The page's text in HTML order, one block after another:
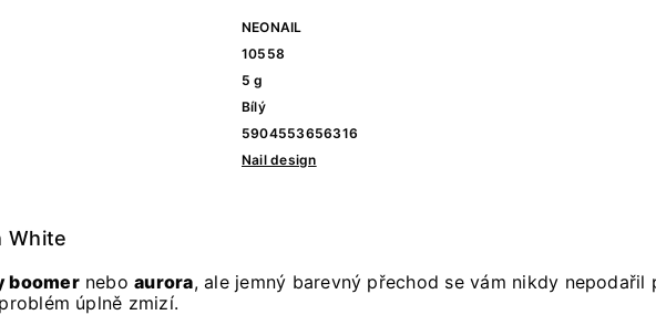
NEONAIL
10558
5 g
Bílý
5904553656316
Nail design
White
boomerneboaurora, ale jemný barevný přechod se vám nikdy nepodařil
úplně zmizí.